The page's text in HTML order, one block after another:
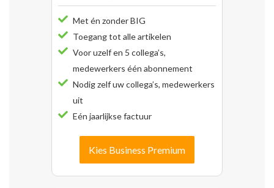
Met én zonder BIG
Toegang tot alle artikelen
Voor uzelf en 5 collega’s,
medewerkers één abonnement
Nodig zelf uw collega’s, medewerkers
uit
Eén jaarlijkse factuur
Kies Business Premium